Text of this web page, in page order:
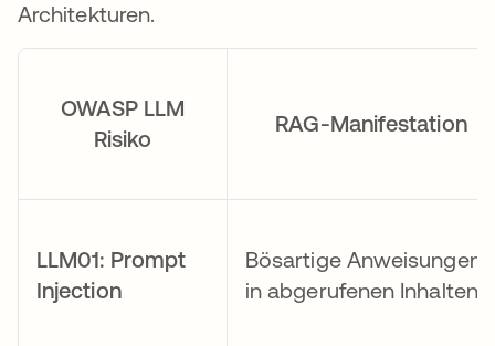
Architekturen.
OWASP LLM
Risiko
RAG-Manifestation
LLM01: Prompt
Injection
Bösartige Anweisungen
in abgerufenen Inhalten